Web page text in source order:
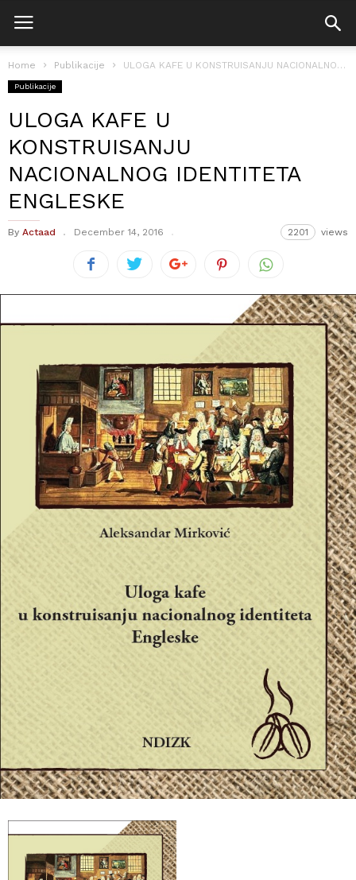
Home Publikacije ULOGA KAFE U KONSTRUISANJU NACIONALNOG IDENTITETA ENGLESKE
Publikacije
ULOGA KAFE U
KONSTRUISANJU
NACIONALNOG IDENTITETA
ENGLESKE
By Actaad December 14, 2016 2201 views